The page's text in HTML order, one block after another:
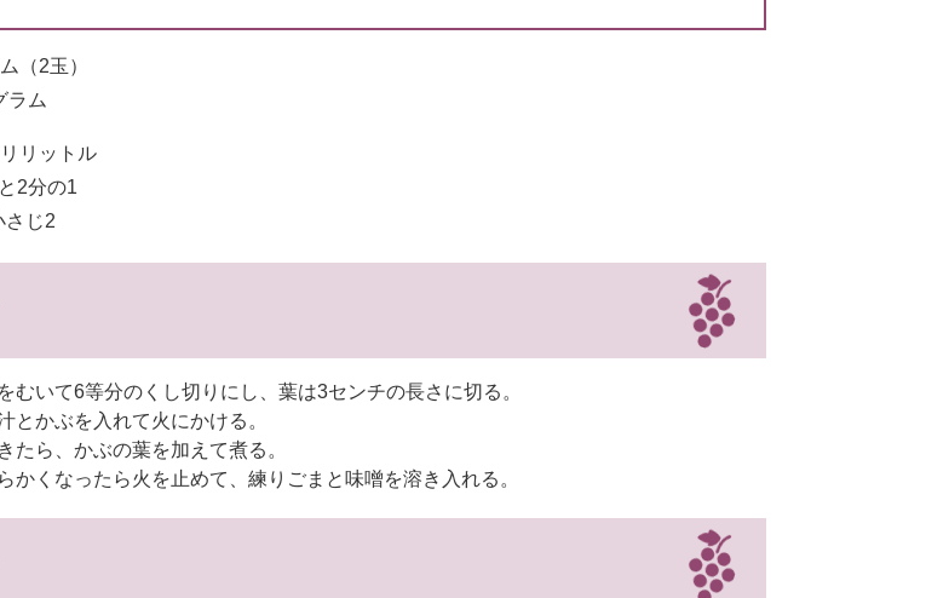
（2玉）
ラム
リットル
2分の1
じ2
むいて6等分のくし切りにし、葉は3センチの長さに切る。
とかぶを入れて火にかける。
たら、かぶの葉を加えて煮る。
かくなったら火を止めて、練りごまと味噌を溶き入れる。